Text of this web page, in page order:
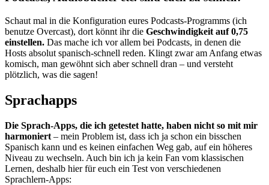
Schaut mal in die Konfiguration eures Podcasts-Programms (ich
benutze Overcast), dort könnt ihr die Geschwindigkeit auf 0,75
einstellen. Das mache ich vor allem bei Podcasts, in denen die
Hosts absolut spanisch-schnell reden. Klingt zwar am Anfang etwas
komisch, man gewöhnt sich aber schnell dran – und versteht
plötzlich, was die sagen!
Sprachapps
Die Sprach-Apps, die ich getestet hatte, haben nicht so mit mir
harmoniert – mein Problem ist, dass ich ja schon ein bisschen
Spanisch kann und es keinen einfachen Weg gab, auf ein höheres
Niveau zu wechseln. Auch bin ich ja kein Fan vom klassischen
Lernen, deshalb hier für euch ein Test von verschiedenen
Sprachlern-Apps: